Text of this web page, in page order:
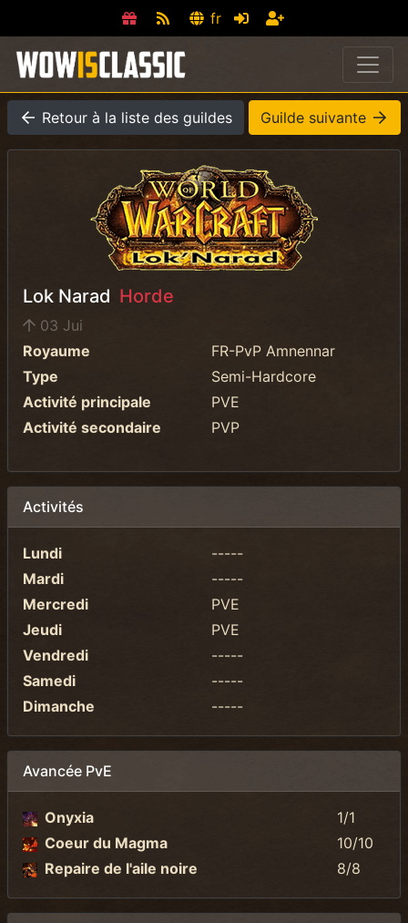
fr
Retour à la liste des guildes Guilde suivante
Lok Narad Horde
03 Jui
Royaume
FR-PvP Amnennar
Type
Semi-Hardcore
Activité principale
PVE
Activité secondaire
PVP
Activités
Lundi
-----
Mardi
-----
Mercredi
PVE
Jeudi
PVE
Vendredi
-----
Samedi
-----
Dimanche
-----
Avancée PvE
Onyxia
1/1
Coeur du Magma
10/10
Repaire de l'aile noire
8/8